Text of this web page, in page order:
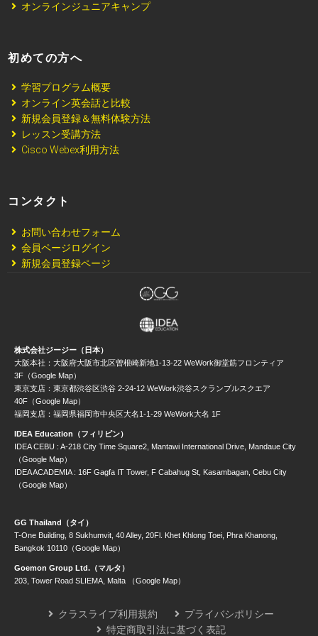
オンラインジュニアキャンプ
初めての方へ
学習プログラム概要
オンライン英会話と比較
新規会員登録＆無料体験方法
レッスン受講方法
Cisco Webex利用方法
コンタクト
お問い合わせフォーム
会員ページログイン
新規会員登録ページ
株式会社ジージー（日本）
大阪本社：大阪府大阪市北区曽根崎新地1-13-22 WeWork御堂筋フロンティア
3F（Google Map）
東京支店：東京都渋谷区渋谷 2-24-12 WeWork渋谷スクランブルスクエア
40F（Google Map）
福岡支店：福岡県福岡市中央区大名1-1-29 WeWork大名 1F
IDEA Education（フィリピン）
IDEA CEBU : A-218 City Time Square2, Mantawi International Drive, Mandaue City
（Google Map）
IDEA ACADEMIA : 16F Gagfa IT Tower, F Cabahug St, Kasambagan, Cebu City
（Google Map）
GG Thailand（タイ）
T-One Building, 8 Sukhumvit, 40 Alley, 20Fl. Khet Khlong Toei, Phra Khanong,
Bangkok 10110（Google Map）
Goemon Group Ltd.（マルタ）
203, Tower Road SLIEMA, Malta （Google Map）
クラスライブ利用規約
プライバシポリシー
特定商取引法に基づく表記